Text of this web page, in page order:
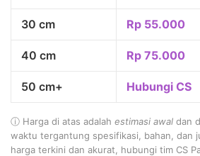
30 cm Rp 55.000
40 cm Rp 75.000
50 cm+ Hubungi CS
ⓘ Harga di atas adalah estimasi awal dan
waktu tergantung spesifikasi, bahan, dan
harga terkini dan akurat, hubungi tim CS